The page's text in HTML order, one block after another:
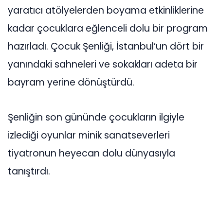
yaratıcı atölyelerden boyama etkinliklerine
kadar çocuklara eğlenceli dolu bir program
hazırladı. Çocuk Şenliği, İstanbul’un dört bir
yanındaki sahneleri ve sokakları adeta bir
bayram yerine dönüştürdü.
Şenliğin son gününde çocukların ilgiyle
izlediği oyunlar minik sanatseverleri
tiyatronun heyecan dolu dünyasıyla
tanıştırdı.